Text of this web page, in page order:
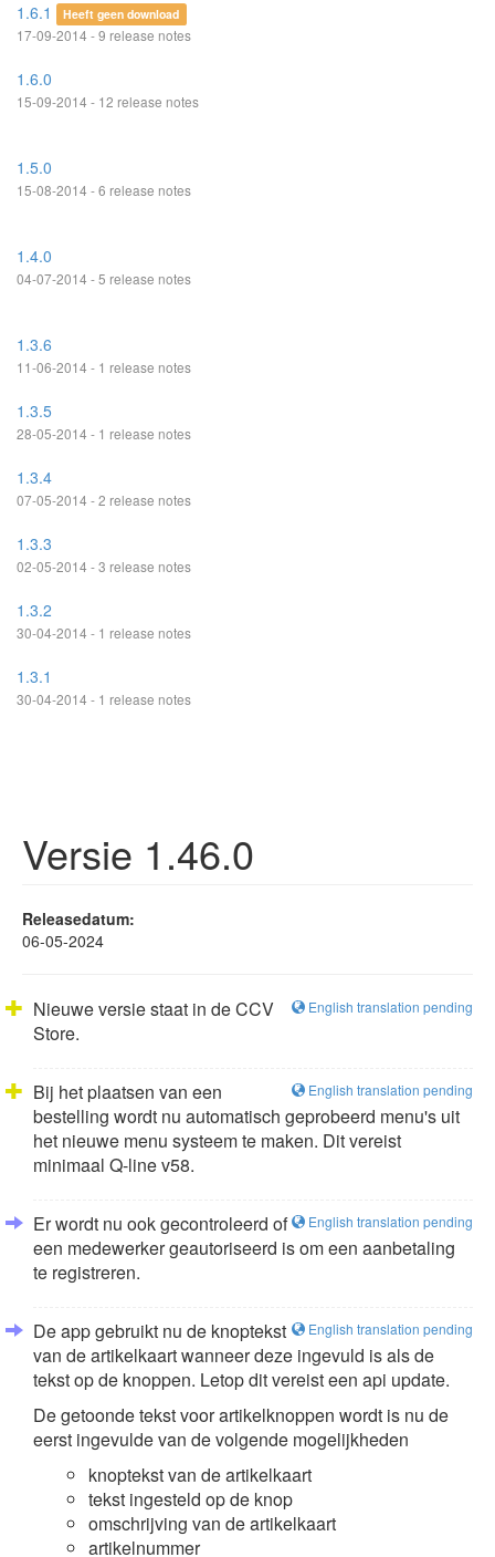
1.6.1 Heeft geen download
17-09-2014 - 9 release notes
1.6.0
15-09-2014 - 12 release notes
1.5.0
15-08-2014 - 6 release notes
1.4.0
04-07-2014 - 5 release notes
1.3.6
11-06-2014 - 1 release notes
1.3.5
28-05-2014 - 1 release notes
1.3.4
07-05-2014 - 2 release notes
1.3.3
02-05-2014 - 3 release notes
1.3.2
30-04-2014 - 1 release notes
1.3.1
30-04-2014 - 1 release notes
Versie 1.46.0
Releasedatum:
06-05-2024
English translation pending
Nieuwe versie staat in de CCV
Store.
English translation pending
Bij het plaatsen van een
bestelling wordt nu automatisch geprobeerd menu's uit
het nieuwe menu systeem te maken. Dit vereist
minimaal Q-line v58.
English translation pending
Er wordt nu ook gecontroleerd of
een medewerker geautoriseerd is om een aanbetaling
te registreren.
English translation pending
De app gebruikt nu de knoptekst
van de artikelkaart wanneer deze ingevuld is als de
tekst op de knoppen. Letop dit vereist een api update.
De getoonde tekst voor artikelknoppen wordt is nu de
eerst ingevulde van de volgende mogelijkheden
knoptekst van de artikelkaart
tekst ingesteld op de knop
omschrijving van de artikelkaart
artikelnummer